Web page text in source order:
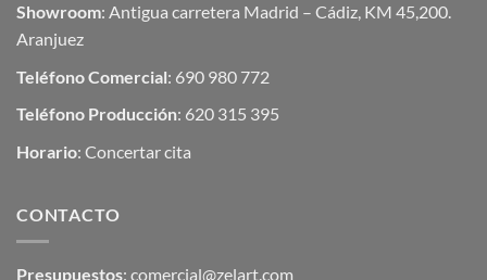
Showroom: Antigua carretera Madrid – Cádiz, KM 45,200.
Aranjuez
Teléfono Comercial: 690 980 772
Teléfono Producción: 620 315 395
Horario: Concertar cita
CONTACTO
Presupuestos: comercial@zelart.com